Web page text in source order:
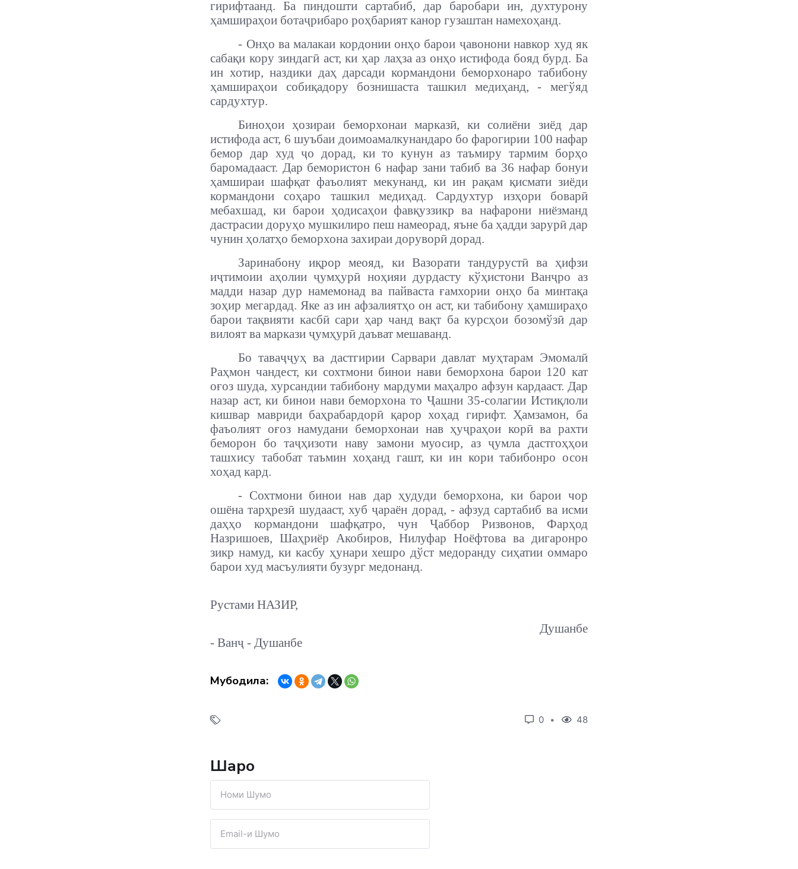
гирифтаанд. Ба пиндошти сартабиб, дар баробари ин, духтурону
ҳамшираҳои ботаҷрибаро роҳбарият канор гузаштан намехоҳанд.
- Онҳо ва малакаи кордонии онҳо барои ҷавонони навкор худ як
сабақи кору зиндагӣ аст, ки ҳар лаҳза аз онҳо истифода бояд бурд. Ба
ин хотир, наздики даҳ дарсади кормандони беморхонаро табибону
ҳамшираҳои собиқадору бознишаста ташкил медиҳанд, - мегўяд
сардухтур.
Биноҳои ҳозираи беморхонаи марказӣ, ки солиёни зиёд дар
истифода аст, 6 шуъбаи доимоамалкунандаро бо фарогирии 100 нафар
бемор дар худ ҷо дорад, ки то кунун аз таъмиру тармим борҳо
баромадааст. Дар бемористон 6 нафар зани табиб ва 36 нафар бонуи
ҳамшираи шафқат фаъолият мекунанд, ки ин рақам қисмати зиёди
кормандони соҳаро ташкил медиҳад. Сардухтур изҳори боварӣ
мебахшад, ки барои ҳодисаҳои фавқуззикр ва нафарони ниёзманд
дастрасии доруҳо мушкилиро пеш намеорад, яъне ба ҳадди зарурӣ дар
чунин ҳолатҳо беморхона захираи доруворӣ дорад.
Заринабону иқрор меояд, ки Вазорати тандурустӣ ва ҳифзи
иҷтимоии аҳолии ҷумҳурӣ ноҳияи дурдасту кўҳистони Ванҷро аз
мадди назар дур намемонад ва пайваста ғамхории онҳо ба минтақа
зоҳир мегардад. Яке аз ин афзалиятҳо он аст, ки табибону ҳамшираҳо
барои тақвияти касбӣ сари ҳар чанд вақт ба курсҳои бозомўзӣ дар
вилоят ва маркази ҷумҳурӣ даъват мешаванд.
Бо таваҷҷуҳ ва дастгирии Сарвари давлат муҳтарам Эмомалӣ
Раҳмон чандест, ки сохтмони бинои нави беморхона барои 120 кат
оғоз шуда, хурсандии табибону мардуми маҳалро афзун кардааст. Дар
назар аст, ки бинои нави беморхона то Ҷашни 35-солагии Истиқлоли
кишвар мавриди баҳрабардорӣ қарор хоҳад гирифт. Ҳамзамон, ба
фаъолият оғоз намудани беморхонаи нав ҳуҷраҳои корӣ ва рахти
беморон бо таҷҳизоти наву замони муосир, аз ҷумла дастгоҳҳои
ташхису табобат таъмин хоҳанд гашт, ки ин кори табибонро осон
хоҳад кард.
- Сохтмони бинои нав дар ҳудуди беморхона, ки барои чор
ошёна тарҳрезӣ шудааст, хуб ҷараён дорад, - афзуд сартабиб ва исми
даҳҳо кормандони шафқатро, чун Ҷаббор Ризвонов, Фарҳод
Назришоев, Шаҳриёр Акобиров, Нилуфар Ноёфтова ва дигаронро
зикр намуд, ки касбу ҳунари хешро дўст медоранду сиҳатии оммаро
барои худ масъулияти бузург медонанд.
Рустами НАЗИР,
Душанбе
- Ванҷ - Душанбе
Мубодила:
0 48
Шарҳҳо